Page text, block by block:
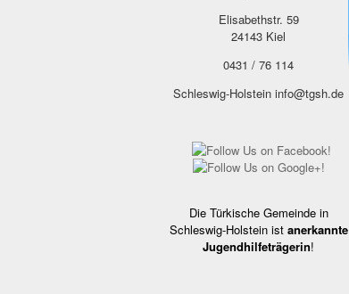
Elisabethstr. 59
24143 Kiel
0431 / 76 114
Schleswig-Holstein info@tgsh.de
Die Türkische Gemeinde in
Schleswig-Holstein ist anerkannte
Jugendhilfeträgerin!